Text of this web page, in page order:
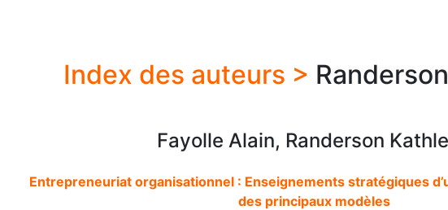
Index des auteurs >
Fayolle Alain, Randerson
Entrepreneuriat organisationnel : Enseignements stratégiques
des principaux modèles